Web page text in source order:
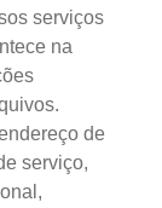
serviços
na
de
serviço,